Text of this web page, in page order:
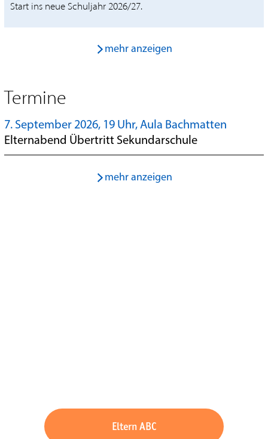
Start ins neue Schuljahr 2026/27.
mehr anzeigen
Termine
7. September 2026, 19 Uhr, Aula Bachmatten
Elternabend Übertritt Sekundarschule
mehr anzeigen
Eltern ABC